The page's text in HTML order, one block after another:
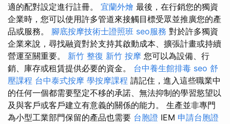
適的配對設定進行註冊。 宜蘭外燴 最後，在行銷您的獨資
企業時，您可以使用許多管道來接觸目標受眾並推廣您的產
品或服務。 腳底按摩技術士證照班 seo服務 對於許多獨資
企業來說，尋找融資對於支持其啟動成本、擴張計畫或持續
營運至關重要。 新竹 整復 新竹 按摩 您可以為設備、行
銷、庫存或租賃提供必要的資金。 台中養生館排毒 seo 舒
壓課程 台中泰式按摩 學按摩課程 請記住，進入這些職業中
的任何一個都需要堅定不移的承諾、無法抑制的學習慾望以
及與客戶或客戶建立有意義的關係的能力。 生產並非專門
為小型工業部門保留的產品也需要 台胞證 IEM 申請台胞證